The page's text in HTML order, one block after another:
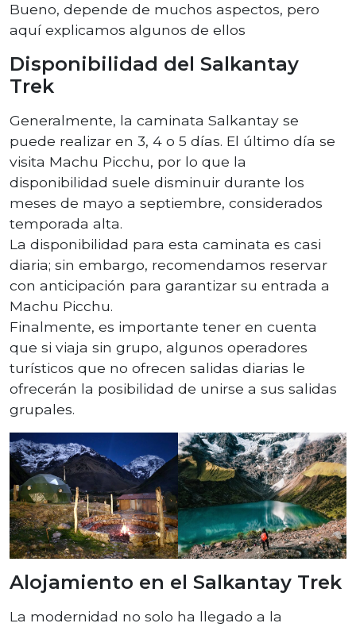
Bueno, depende de muchos aspectos, pero
aquí explicamos algunos de ellos
Disponibilidad del Salkantay
Trek
Generalmente, la caminata Salkantay se
puede realizar en 3, 4 o 5 días. El último día se
visita Machu Picchu, por lo que la
disponibilidad suele disminuir durante los
meses de mayo a septiembre, considerados
temporada alta.
La disponibilidad para esta caminata es casi
diaria; sin embargo, recomendamos reservar
con anticipación para garantizar su entrada a
Machu Picchu.
Finalmente, es importante tener en cuenta
que si viaja sin grupo, algunos operadores
turísticos que no ofrecen salidas diarias le
ofrecerán la posibilidad de unirse a sus salidas
grupales.
Alojamiento en el Salkantay Trek
La modernidad no solo ha llegado a la